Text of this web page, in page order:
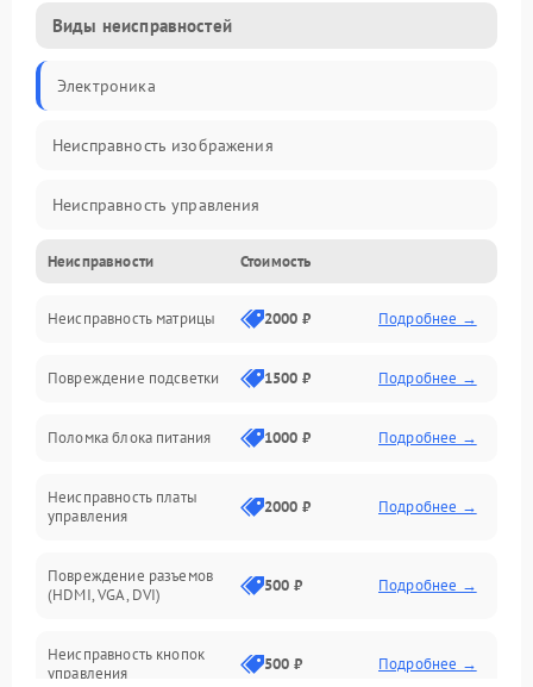
Виды неисправностей
Электроника
Неисправность изображения
Неисправность управления
Неисправность интерфейсов
Прочие неисправности
Неисправность звука
Механические повреждения
Неисправности Стоимость
Неисправность матрицы 2000 ₽ Подробнее →
Повреждение подсветки 1500 ₽ Подробнее →
Поломка блока питания 1000 ₽ Подробнее →
Неисправность платы
управления
2000 ₽ Подробнее →
Повреждение разъемов
(HDMI, VGA, DVI)
500 ₽ Подробнее →
Неисправность кнопок
управления
500 ₽ Подробнее →